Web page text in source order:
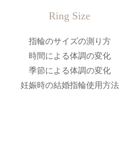
Ring Size
指輪のサイズの測り方
時間による体調の変化
季節による体調の変化
妊娠時の結婚指輪使用方法